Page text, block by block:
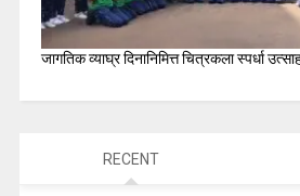
जागतिक व्याघ्र दिनानिमित्त चित्रकला स्पर्धा
RECENT